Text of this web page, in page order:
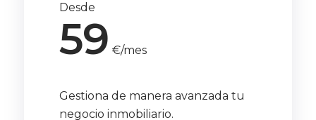
Desde
59 €/mes
Gestiona de manera avanzada tu
negocio inmobiliario.